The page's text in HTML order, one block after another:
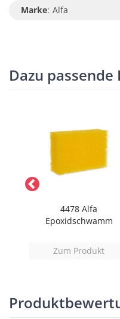
Marke: Alfa
Dazu
4478 Alfa
Epoxidschwamm
Zum Produkt